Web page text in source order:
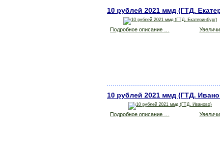
10 рублей 2021 ммд (ГТД.
Подробное описание …
10 рублей 2021 ммд (ГТД.
Подробное описание …